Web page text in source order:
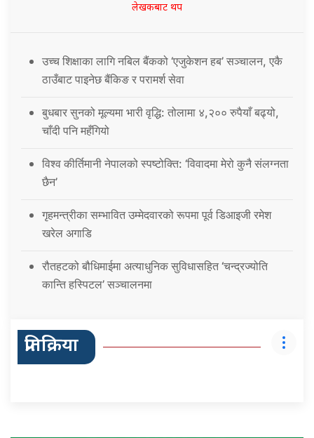
लेखकबाट थप
उच्च शिक्षाका लागि नबिल बैंकको ‘एजुकेशन हब’ सञ्चालन, एकै
ठाउँबाट पाइनेछ बैंकिङ र परामर्श सेवा
बुधबार सुनको मूल्यमा भारी वृद्धि: तोलामा ४,२०० रुपैयाँ बढ्यो,
चाँदी पनि महँगियो
विश्व कीर्तिमानी नेपालको स्पष्टोक्ति: ‘विवादमा मेरो कुनै संलग्नता
छैन’
गृहमन्त्रीका सम्भावित उम्मेदवारको रूपमा पूर्व डिआइजी रमेश
खरेल अगाडि
रौतहटको बौधिमाईमा अत्याधुनिक सुविधासहित ‘चन्द्रज्योति
कान्ति हस्पिटल’ सञ्चालनमा
प्रतिक्रिया